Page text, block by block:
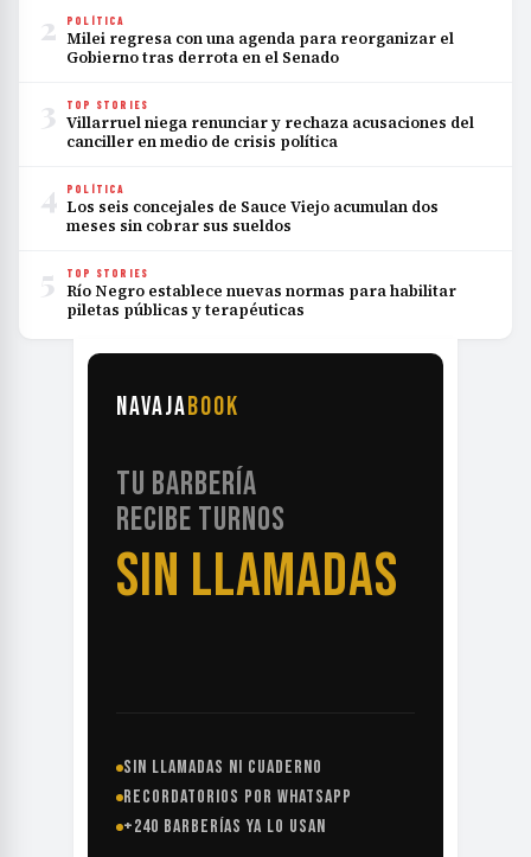
2 POLÍTICA
Milei regresa con una agenda para reorganizar el
Gobierno tras derrota en el Senado
3 TOP STORIES
Villarruel niega renunciar y rechaza acusaciones del
canciller en medio de crisis política
4 POLÍTICA
Los seis concejales de Sauce Viejo acumulan dos
meses sin cobrar sus sueldos
5 TOP STORIES
Río Negro establece nuevas normas para habilitar
piletas públicas y terapéuticas
NAVAJABOOK
TU BARBERÍA
RECIBE TURNOS
SIN LLAMADAS
SIN LLAMADAS NI CUADERNO
RECORDATORIOS POR WHATSAPP
+240 BARBERÍAS YA LO USAN